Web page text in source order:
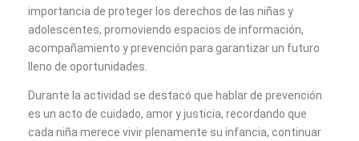
importancia de proteger los derechos de las niñas y
adolescentes, promoviendo espacios de información,
acompañamiento y prevención para garantizar un futuro
lleno de oportunidades.
Durante la actividad se destacó que hablar de prevención
es un acto de cuidado, amor y justicia, recordando que
cada niña merece vivir plenamente su infancia, continuar